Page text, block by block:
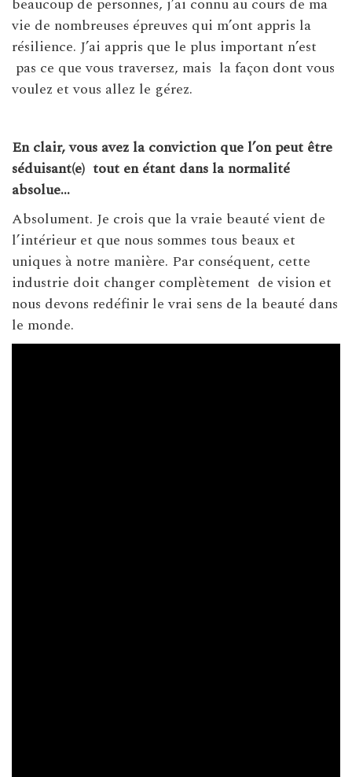
beaucoup de personnes, j’ai connu au cours de ma
vie de nombreuses épreuves qui m’ont appris la
résilience. J’ai appris que le plus important n’est
pas ce que vous traversez, mais la façon dont vous
voulez et vous allez le gérez.
En clair, vous avez la conviction que l’on peut être
séduisant(e) tout en étant dans la normalité
absolue…
Absolument. Je crois que la vraie beauté vient de
l’intérieur et que nous sommes tous beaux et
uniques à notre manière. Par conséquent, cette
industrie doit changer complètement de vision et
nous devons redéfinir le vrai sens de la beauté dans
le monde.